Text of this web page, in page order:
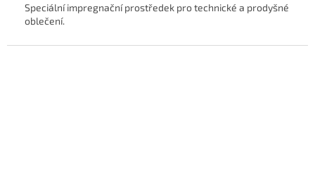
Speciální impregnační prostředek pro technické a prodyšné
oblečení.